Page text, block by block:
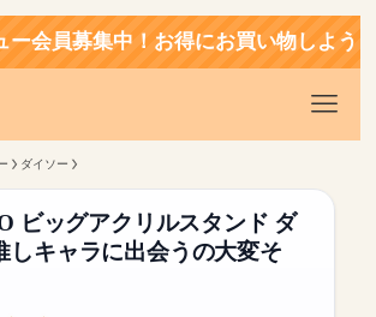
募集中！お得にお買い物しよう！
ダイソー
ビッグアクリルスタンド ダ
しキャラに出会うの大変そ